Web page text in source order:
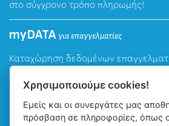
στο σύγχρονο τρόπο πληρωμής!
myDATAγια επαγγελματίες
Καταχώρηση δεδομένων
Χρησιμοποιούμε cookies!
Εμείς και οι συνεργάτες μας
πρόσβαση σε πληροφορίες, όπως